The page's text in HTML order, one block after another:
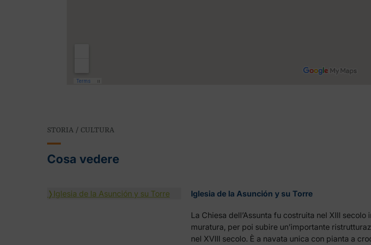
STORIA / CULTURA
Cosa vedere
❭ Iglesia de la Asunción y su Torre Iglesia de la Asunción y su Torre
La Chiesa dell’Assunta fu costruita nel XIII secolo
muratura, per poi subire un’importante
nel XVIII secolo. È a navata unica con pianta a